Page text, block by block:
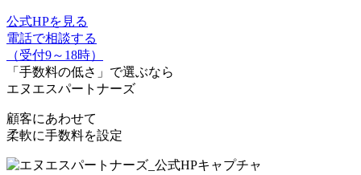
公式HPを見る
電話で相談する
（受付9～18時）
「手数料の低さ」 で選ぶなら
エヌエスパートナーズ
顧客にあわせて
柔軟に手数料を設定